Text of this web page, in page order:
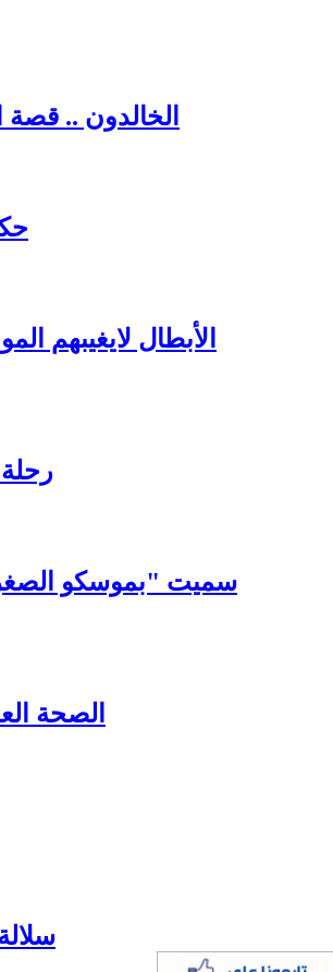
الخالدون .. قصة
الأبطال لايغيبهم
سميت "بموسكو
الصحة